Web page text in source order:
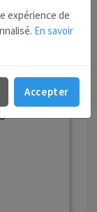
expérience de
En savoir
Accepter